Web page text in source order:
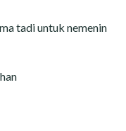
tadi untuk nemenin